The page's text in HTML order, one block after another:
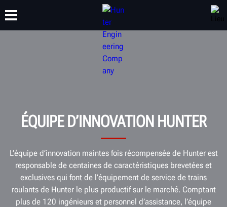
FORMATION
ÉQUIPE D’INNOVATION HUNTER
L’équipe d’innovation maintes fois récompensée de Hunter est
responsable de centaines de caractéristiques brevetées et
exclusives qui font de l’équipement de service de trains
roulants de Hunter le plus productif sur le marché. Comptant
plus de 120 ingénieurs et personnel d’assistance, l’équipe